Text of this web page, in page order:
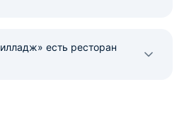
есть ресторан